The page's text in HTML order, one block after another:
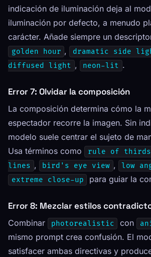
indicación de iluminación deja al
iluminación por defecto, a menudo
carácter. Añade siempre un
golden hour , dramatic side
diffused light , neon-lit .
Error 7: Olvidar la composición
La composición determina cómo la
espectador recorre la imagen. Sin
modelo suele centrar el sujeto de
Usa términos como
rule of thirds
lines , bird's eye view , low
extreme close-up para guiar la
Error 8: Mezclar estilos
Combinar photorealistic con
mismo prompt crea confusión. El
satisfacer ambas directivas y